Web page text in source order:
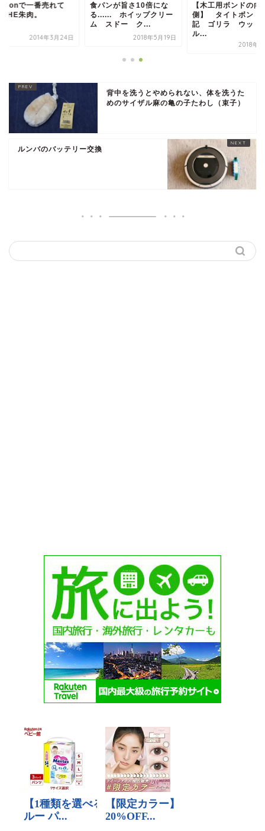
で一番売れて
朱肉。
2014年3月24日
食パンが旨さ10倍にな
る...... ホイップクリー
ム スドー ク...
2018年5月19日
【木工用ボンドの向
側】 タイトボン
記 ゴリラ ウッド
ル...
2018年9
背中を洗うとやめられない、体を洗うた
めのサイザル麻の亀の子たわし（束子）
ルンバのバッテリー交換